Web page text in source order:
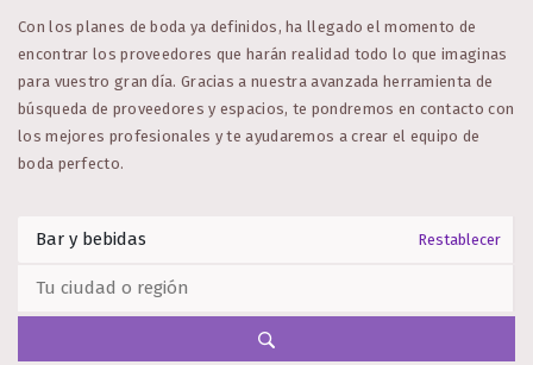
Con los planes de boda ya definidos, ha llegado el momento de
encontrar los proveedores que harán realidad todo lo que imaginas
para vuestro gran día. Gracias a nuestra avanzada herramienta de
búsqueda de proveedores y espacios, te pondremos en contacto con
los mejores profesionales y te ayudaremos a crear el equipo de
boda perfecto.
Restablecer